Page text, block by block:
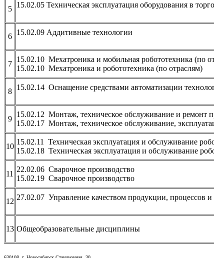
5 15.02.05 Техническая эксплуатация оборудования в
6 15.02.09 Аддитивные технологии
7
15.02.10 Мехатроника и мобильная робототехника (по
15.02.10 Мехатроника и робототехника (по отраслям)
8 15.02.14 Оснащение средствами автоматизации
9
15.02.12 Монтаж, техническое обслуживание и ремонт
15.02.17 Монтаж, техническое обслуживание,
10
15.02.11 Техническая эксплуатация и обслуживание
15.02.18 Техническая эксплуатация и обслуживание
11
22.02.06 Сварочное производство
15.02.19 Сварочное производство
12 27.02.07 Управление качеством продукции, процессов и
13 Общеобразовательные дисциплины